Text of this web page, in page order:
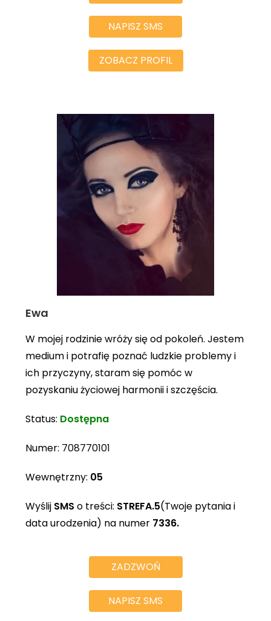
NAPISZ SMS
ZOBACZ PROFIL
Ewa
W mojej rodzinie wróży się od pokoleń. Jestem
medium i potrafię poznać ludzkie problemy i
ich przyczyny, staram się pomóc w
pozyskaniu życiowej harmonii i szczęścia.
Status: Dostępna
Numer: 708770101
Wewnętrzny: 05
Wyślij SMS o treści: STREFA.5(Twoje pytania i
data urodzenia) na numer 7336.
ZADZWOŃ
NAPISZ SMS